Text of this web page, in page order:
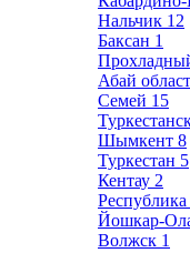
Нальчик 12
Баксан 1
Абай
Семей 15
Шымкент 8
Туркестан 5
Кентау 2
Йошкар-
Волжск 1